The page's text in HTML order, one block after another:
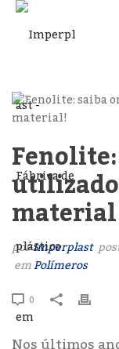
porImperplast
emPolímeros
0